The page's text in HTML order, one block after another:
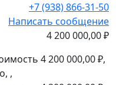
+7 (938) 866-31-50
Написать сообщение
4 200 000,00 ₽